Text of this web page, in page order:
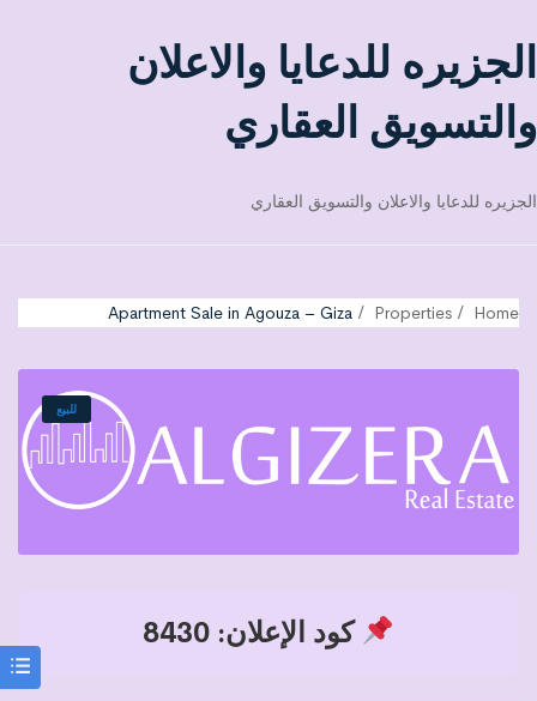
الجزيره للدعايا والاعلان
والتسويق العقاري
الجزيره للدعايا والاعلان والتسويق العقاري
Home
Properties
Apartment Sale in Agouza – Giza
للبيع
كود الإعلان: 8430